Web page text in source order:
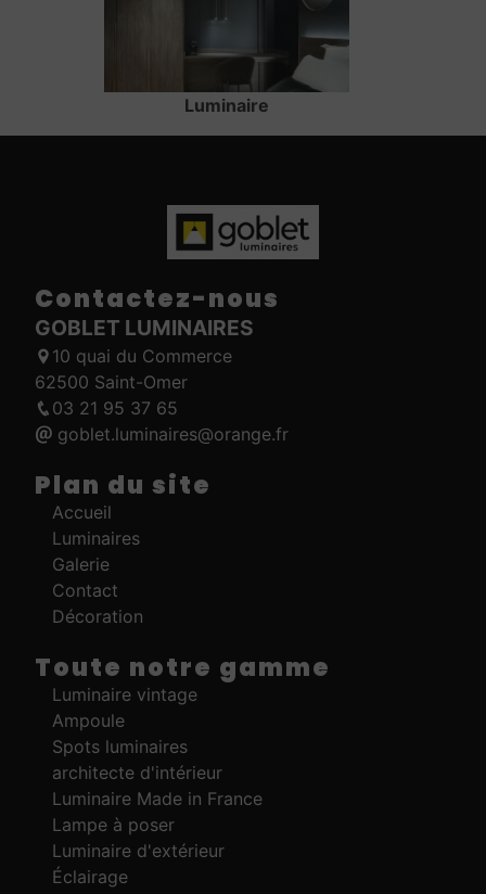
Luminaire
Contactez-nous
GOBLET LUMINAIRES
10 quai du Commerce
62500 Saint-Omer
03 21 95 37 65
goblet.luminaires@orange.fr
Plan du site
Accueil
Luminaires
Galerie
Contact
Décoration
Toute notre gamme
Luminaire vintage
Ampoule
Spots luminaires
architecte d'intérieur
Luminaire Made in France
Lampe à poser
Luminaire d'extérieur
Éclairage